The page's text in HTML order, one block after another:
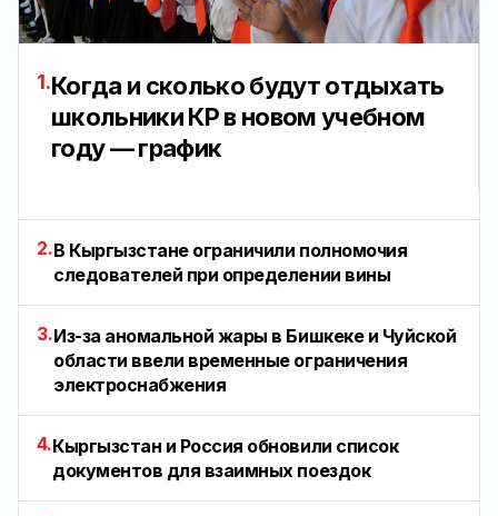
1.Когда и сколько будут отдыхать
школьники КР в новом учебном
году — график
2.В Кыргызстане ограничили полномочия
следователей при определении вины
3.Из-за аномальной жары в Бишкеке и Чуйской
области ввели временные ограничения
электроснабжения
4.Кыргызстан и Россия обновили список
документов для взаимных поездок